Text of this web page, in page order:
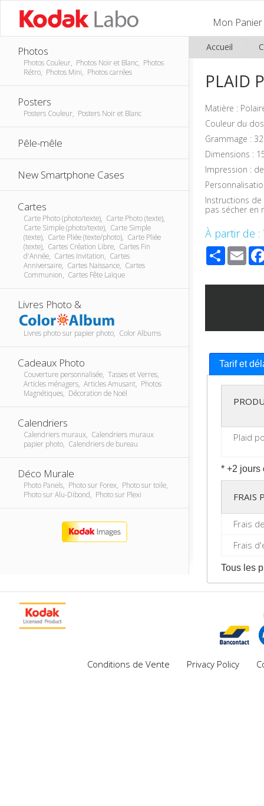
Mon Panier
Photos
Photos Couleur, Photos Noir et Blanc, Photos
Rétro, Photos Mini, Photos carrées
Posters
Posters Couleur, Posters Noir et Blanc
Pêle-mêle
New Smartphone Cases
Cartes
Carte Photo (photo/texte), Carte Photo (texte),
Carte Simple (photo/texte), Carte Simple
(texte), Carte Pliée (texte/photo), Carte Pliée
(texte), Cartes Création Libre, Cartes Fin
d'Année, Cartes Invitation, Cartes
Anniversaire, Cartes Naissance, Cartes
Communion, Cartes Fête Laïque
Livres Photo &
Livres photo sur papier photo, Color Albums
Cadeaux Photo
Couverture personnalisée, Tasses et Verres,
Articles ménagers, Articles Amusant, Photos
Magnétiques, Décoration de Noël
Calendriers
Calendriers muraux, Calendriers muraux
papier photo, Calendriers de bureau
Déco Murale
Photo Panels, Photo sur Forex, Photo sur toile,
Photo sur Alu-Dibond, Photo sur Plexi
Accueil
PLAID
Matière :
Couleur du
Grammage :
Dimensions :
Impression :
Instructions de
pas sécher en
À partir de :
Share
Tarif et
Plaid
* +2 jours
FRAIS
Frais
Frais
Tous les
Conditions de Vente Privacy Policy